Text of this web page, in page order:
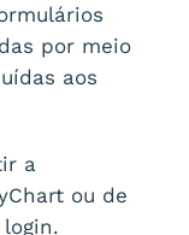
por meio
aos
a
ou de